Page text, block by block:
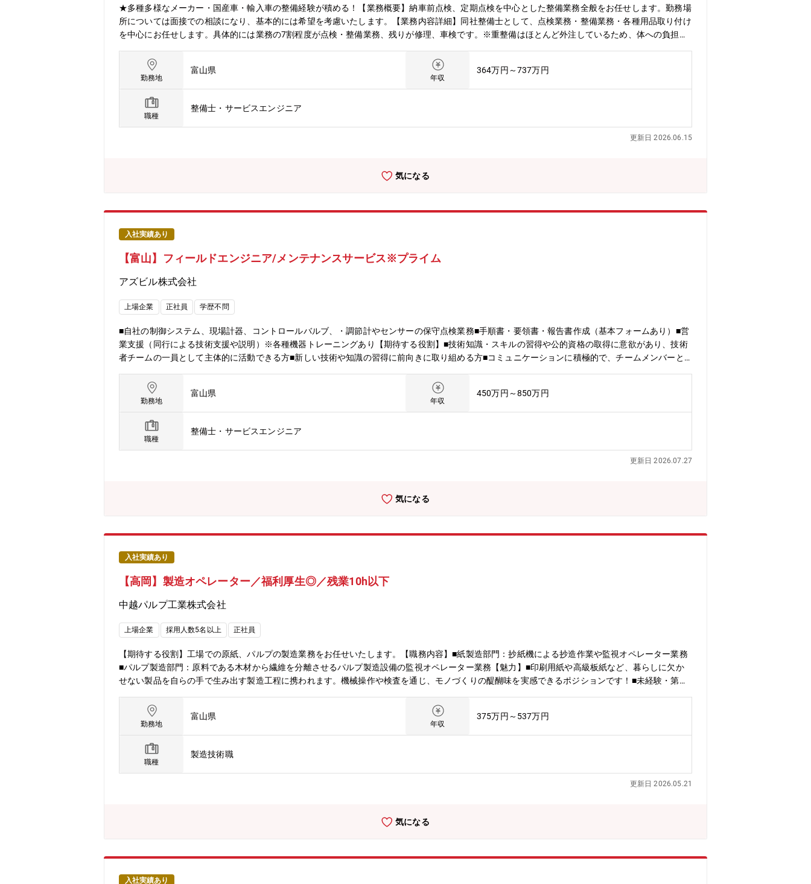
★多種多様なメーカー・国産車・輸入車の整備経験が積める！【業務概要】納車前点検、定期点検を中心とした整備業務全般をお任せします。勤務場
所については面接での相談になり、基本的には希望を考慮いたします。【業務内容詳細】同社整備士として、点検業務・整備業務・各種用品取り付け
を中心にお任せします。具体的には業務の7割程度が点検・整備業務、残りが修理、車検です。※重整備はほとんど外注しているため、体への負担も
す。＜多種多様な車種でスキルアップ＞様々な車種に触って頂く機会があることと、整備業務全般だけでなくお客様へのご説明もして頂くことで、ご
自身のスキルも高めることが可能＜キャリアアップのチャンスがある＞現在、複数店舗展開を行っている同社。その為、早い段階でキャリアアップが
できる状態です。若くしてリーダーになれるのも夢ではありません。新規店舗が増えているため新店舗のリーダーをすることもできます。最短1～3
年で工場長への昇格の可能性あり。
勤務地
富山県
年収
364万円～737万円
職種
整備士・サービスエンジニア
更新日 2026.06.15
気になる
入社実績あり
【富山】フィールドエンジニア/メンテナンスサービス※プライム
アズビル株式会社
上場企業 正社員 学歴不問
■自社の制御システム、現場計器、コントロールバルブ、・調節計やセンサーの保守点検業務■手順書・要領書・報告書作成（基本フォームあり）■営
業支援（同行による技術支援や説明）※各種機器トレーニングあり【期待する役割】■技術知識・スキルの習得や公的資格の取得に意欲があり、技術
者チームの一員として主体的に活動できる方■新しい技術や知識の習得に前向きに取り組める方■コミュニケーションに積極的で、チームメンバーと
模な建物やプラント、工場の自動化を実現し社会に貢献してきた総合オートメーションメーカーです。近年ではより人々の生活に身近なライフオート
メーション事業を展開するなど、ますます事業の幅を広げています。
勤務地
富山県
年収
450万円～850万円
職種
整備士・サービスエンジニア
更新日 2026.07.27
気になる
入社実績あり
【高岡】製造オペレーター／福利厚生◎／残業10h以下
中越パルプ工業株式会社
上場企業 採用人数5名以上 正社員
【期待する役割】工場での原紙、パルプの製造業務をお任せいたします。【職務内容】■紙製造部門：抄紙機による抄造作業や監視オペレーター業務
■パルプ製造部門：原料である木材から繊維を分離させるパルプ製造設備の監視オペレーター業務【魅力】■印刷用紙や高級板紙など、暮らしに欠か
せない製品を自らの手で生み出す製造工程に携われます。機械操作や検査を通じ、モノづくりの醍醐味を実感できるポジションです！■未経験・第二
できる環境です。■将来的には副長や工程長、さらには現場全体を統括するスタッフ業務への道もございます。経験を積むことでステップアップで
き、長く腰を据えて働ける職場です。【募集背景】増員（今後複数人の従業員が定年を迎える予定でその要員を確保するため）【組織構成】高岡工場
原質部・抄紙部・二塚製造部
勤務地
富山県
年収
375万円～537万円
職種
製造技術職
更新日 2026.05.21
気になる
入社実績あり